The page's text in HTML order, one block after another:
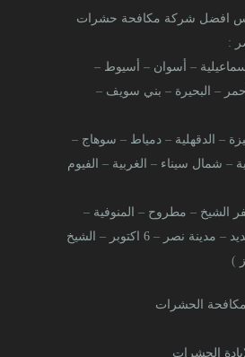
بلس افضل شركة مكافحة حشرات
:
– أسوان – أسيوط –
– البحيرة – بني سويف –
– الدقهلية – دمياط – سوهاج –
– شمال سيناء – الغربية –
الفيوم
الشيخ – مطروح – المنوفية –
– مدينة نصر – 6 اكتوبر –
الشيخ
)
لمكافحة الحشرات
الحشرات